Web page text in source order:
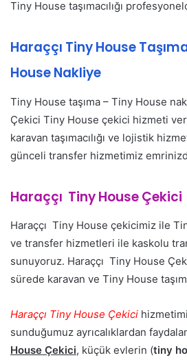
Tiny House taşımacılığı
Haraççı Tiny House
House Nakliye
Tiny House taşıma – Tiny House
Çekici Tiny House çekici hizmeti
karavan taşımacılığı ve lojistik
günceli transfer hizmetimiz
Haraççı Tiny House Çekici
Haraççı Tiny House çekicimiz ile
ve transfer hizmetleri ile kaskolu
sunuyoruz. Haraççı Tiny House
sürede karavan ve Tiny House
Haraççı Tiny House Çekici
sunduğumuz ayrıcalıklardan
House Çekici, küçük evlerin (tiny